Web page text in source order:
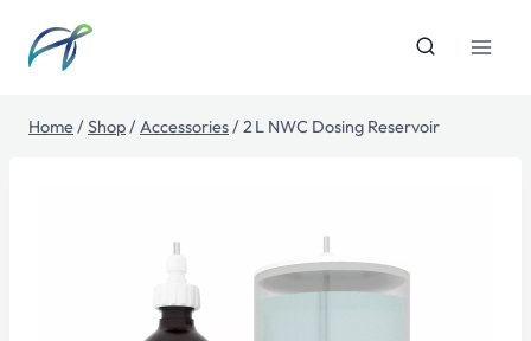
content
Home/Shop/Accessories/2 L NWC Dosing Reservoir